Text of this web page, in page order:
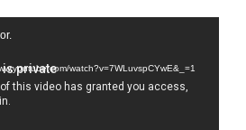
watch?v=7WLuvspCYwE&_=1